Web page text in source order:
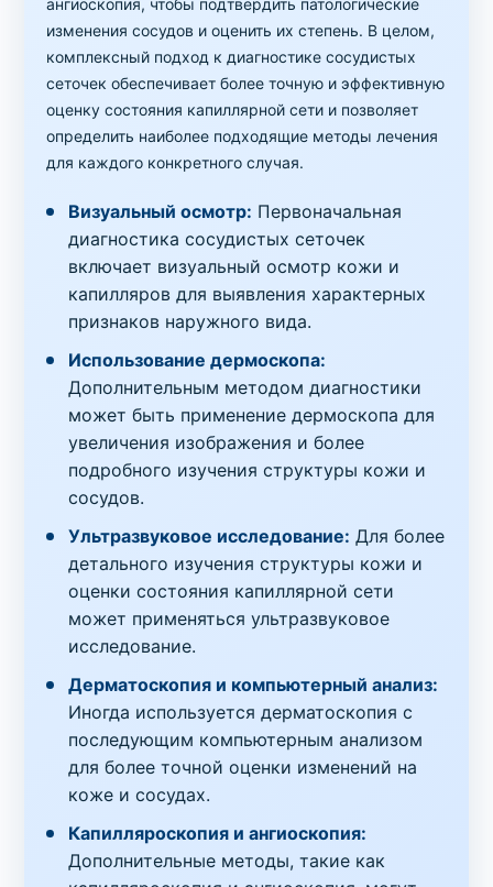
изменения сосудов и оценить их степень. В целом,
комплексный подход к диагностике сосудистых
сеточек обеспечивает более точную и эффективную
оценку состояния капиллярной сети и позволяет
определить наиболее подходящие методы лечения
для каждого конкретного случая.
Визуальный осмотр: Первоначальная
диагностика сосудистых сеточек
включает визуальный осмотр кожи и
капилляров для выявления характерных
признаков наружного вида.
Использование дермоскопа:
Дополнительным методом диагностики
может быть применение дермоскопа для
увеличения изображения и более
подробного изучения структуры кожи и
сосудов.
Ультразвуковое исследование: Для более
детального изучения структуры кожи и
оценки состояния капиллярной сети
может применяться ультразвуковое
исследование.
Дерматоскопия и компьютерный анализ:
Иногда используется дерматоскопия с
последующим компьютерным анализом
для более точной оценки изменений на
коже и сосудах.
Капилляроскопия и ангиоскопия:
Дополнительные методы, такие как